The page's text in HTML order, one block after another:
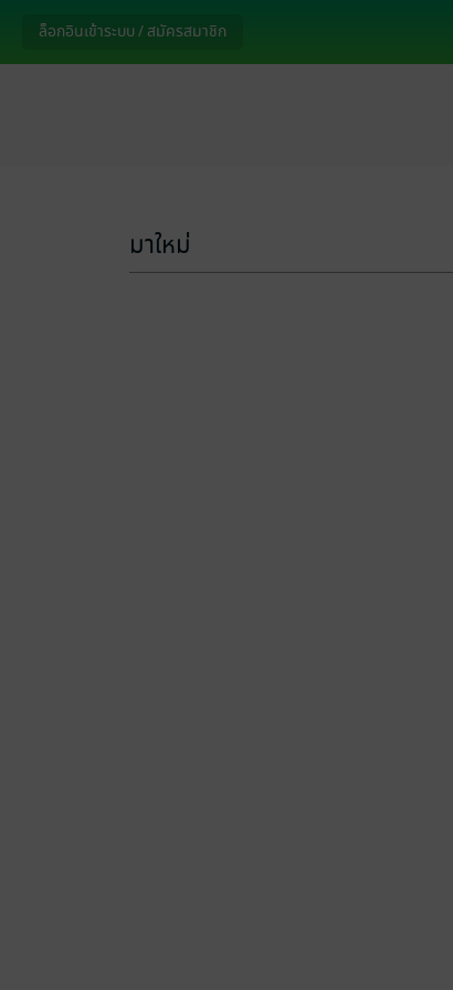
ล็อกอินเข้าระบบ / สมัครสมาชิก
มาใหม่